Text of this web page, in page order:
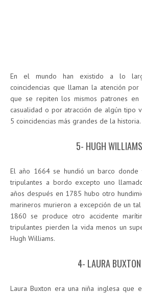
En el mundo han existido a lo
coincidencias que llaman la atención
que se repiten los mismos patrones
casualidad o por atracción de algún tipo
5 coincidencias más grandes de la historia.
5- HUGH WILLIAMS
El año 1664 se hundió un barco donde
tripulantes a bordo excepto uno
años después en 1785 hubo otro
marineros murieron a excepción de un
1860 se produce otro accidente
tripulantes pierden la vida menos un
Hugh Williams.
4- LAURA BUXTON
Laura Buxton era una niña inglesa que